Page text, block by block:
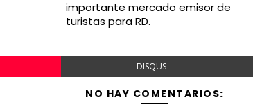
importante mercado emisor de
turistas para RD.
DISQUS
NO HAY COMENTARIOS: